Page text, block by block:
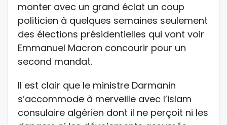
monter avec un grand éclat un coup
politicien à quelques semaines seulement
des élections présidentielles qui vont voir
Emmanuel Macron concourir pour un
second mandat.
Il est clair que le ministre Darmanin
s’accommode à merveille avec l’islam
consulaire algérien dont il ne perçoit ni les